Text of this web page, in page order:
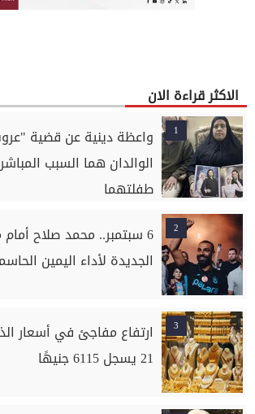
الاكثر قراءة الان
1
واعظة دينية عن قضية
الوالدان هما السبب
طفلتهما
2
6 سبتمبر.. محمد صلاح
الجديدة لأداء اليمين
3
ارتفاع مفاجئ في أسعار
21 يسجل 6115 جنيهًا